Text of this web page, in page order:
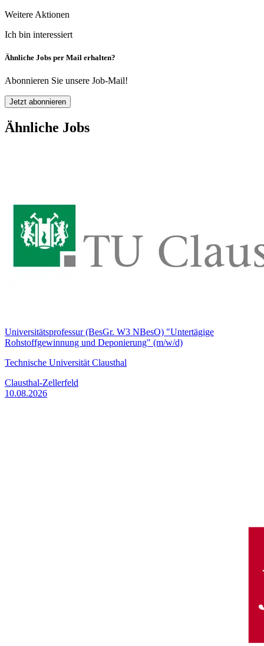
Weitere Aktionen
Ich bin interessiert
Ähnliche Jobs per Mail erhalten?
Abonnieren Sie unsere Job-Mail!
Jetzt abonnieren
Ähnliche Jobs
Universitätsprofessur (BesGr. W3 NBesO) "Untertägige
Rohstoffgewinnung und Deponierung" (m/w/d)
Technische Universität Clausthal
Clausthal-Zellerfeld
10.08.2026